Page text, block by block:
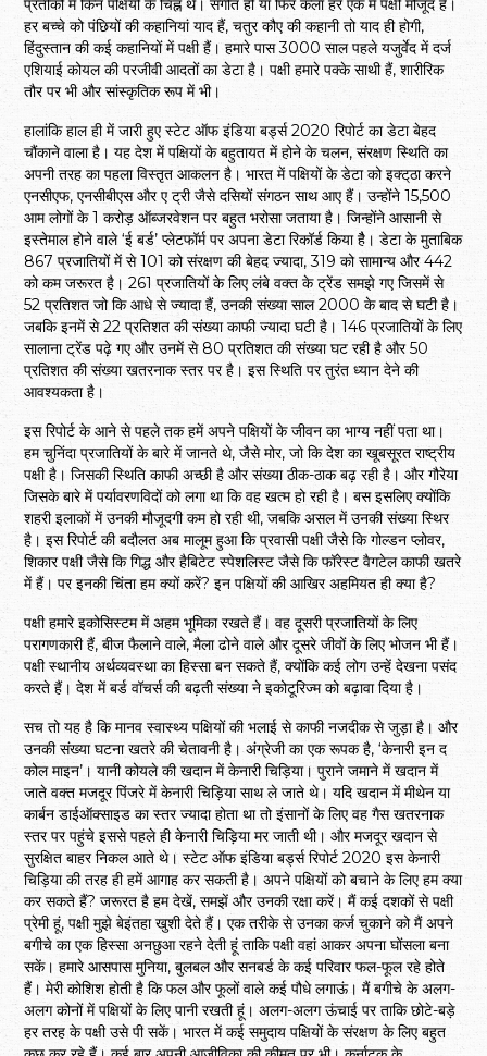
प्रतीकों में किन पक्षियों के चिह्न थे। संगीत हो या फिर कला हर एक में पक्षी मौजूद हैं।
हर बच्चे को पंछियों की कहानियां याद हैं, चतुर कौए की कहानी तो याद ही होगी,
हिंदुस्तान की कई कहानियों में पक्षी हैं। हमारे पास 3000 साल पहले यजुर्वेद में दर्ज
एशियाई कोयल की परजीवी आदतों का डेटा है। पक्षी हमारे पक्के साथी हैं, शारीरिक
तौर पर भी और सांस्कृतिक रूप में भी।
हालांकि हाल ही में जारी हुए स्टेट ऑफ इंडिया बर्ड्स 2020 रिपोर्ट का डेटा बेहद
चौंकाने वाला है। यह देश में पक्षियों के बहुतायत में होने के चलन, संरक्षण स्थिति का
अपनी तरह का पहला विस्तृत आकलन है। भारत में पक्षियों के डेटा को इक्ट्‌ठा करने
एनसीएफ, एनसीबीएस और ए ट्री जैसे दसियों संगठन साथ आए हैं। उन्होंने 15,500
आम लोगों के 1 करोड़ ऑब्जरवेशन पर बहुत भरोसा जताया है। जिन्होंने आसानी से
इस्तेमाल होने वाले ‘ई बर्ड’ प्लेटफॉर्म पर अपना डेटा रिकॉर्ड किया हैै। डेटा के मुताबिक
867 प्रजातियों में से 101 को संरक्षण की बेहद ज्यादा, 319 को सामान्य और 442
को कम जरूरत है। 261 प्रजातियों के लिए लंबे वक्त के ट्रेंड समझे गए जिसमें से
52 प्रतिशत जो कि आधे से ज्यादा हैं, उनकी संख्या साल 2000 के बाद से घटी है।
जबकि इनमें से 22 प्रतिशत की संख्या काफी ज्यादा घटी है। 146 प्रजातियों के लिए
सालाना ट्रेंड पढ़े गए और उनमें से 80 प्रतिशत की संख्या घट रही है और 50
प्रतिशत की संख्या खतरनाक स्तर पर है। इस स्थिति पर तुरंत ध्यान देने की
आवश्यकता है।
इस रिपोर्ट के आने से पहले तक हमें अपने पक्षियों के जीवन का भाग्य नहीं पता था।
हम चुनिंदा प्रजातियों के बारे में जानते थे, जैसे मोर, जो कि देश का खूबसूरत राष्ट्रीय
पक्षी है। जिसकी स्थिति काफी अच्छी है और संख्या ठीक-ठाक बढ़ रही है। और गौरेया
जिसके बारे में पर्यावरणविदों को लगा था कि वह खत्म हो रही है। बस इसलिए क्योंकि
शहरी इलाकों में उनकी मौजूदगी कम हो रही थी, जबकि असल में उनकी संख्या स्थिर
है। इस रिपोर्ट की बदौलत अब मालूम हुआ कि प्रवासी पक्षी जैसे कि गोल्डन प्लोवर,
शिकार पक्षी जैसे कि गिद्ध और हैबिटेट स्पेशलिस्ट जैसे कि फॉरेस्ट वैगटेल काफी खतरे
में हैं। पर इनकी चिंता हम क्यों करें? इन पक्षियों की आखिर अहमियत ही क्या है?
पक्षी हमारे इकोसिस्टम में अहम भूमिका रखते हैं। वह दूसरी प्रजातियों के लिए
परागणकारी हैं, बीज फैलाने वाले, मैला ढोने वाले और दूसरे जीवों के लिए भोजन भी हैं।
पक्षी स्थानीय अर्थव्यवस्था का हिस्सा बन सकते हैं, क्योंकि कई लोग उन्हें देखना पसंद
करते हैं। देश में बर्ड वॉचर्स की बढ़ती संख्या ने इकोटूरिज्म को बढ़ावा दिया है।
सच तो यह है कि मानव स्वास्थ्य पक्षियों की भलाई से काफी नजदीक से जुड़ा है। और
उनकी संख्या घटना खतरे की चेतावनी है। अंग्रेजी का एक रूपक है, ‘केनारी इन द
कोल माइन’। यानी कोयले की खदान में केनारी चिड़िया। पुराने जमाने में खदान में
जाते वक्त मजदूर पिंजरे में केनारी चिड़िया साथ ले जाते थे। यदि खदान में मीथेन या
कार्बन डाईऑक्साइड का स्तर ज्यादा होता था तो इंसानों के लिए वह गैस खतरनाक
स्तर पर पहुंचे इससे पहले ही केनारी चिड़िया मर जाती थी। और मजदूर खदान से
सुरक्षित बाहर निकल आते थे। स्टेट ऑफ इंडिया बर्ड्स रिपोर्ट 2020 इस केनारी
चिड़िया की तरह ही हमें आगाह कर सकती है। अपने पक्षियों को बचाने के लिए हम क्या
कर सकते हैं? जरूरत है हम देखें, समझें और उनकी रक्षा करें। मैं कई दशकों से पक्षी
प्रेमी हूं, पक्षी मुझे बेइंतहा खुशी देते हैं। एक तरीके से उनका कर्ज चुकाने को मैं अपने
बगीचे का एक हिस्सा अनछुआ रहने देती हूं ताकि पक्षी वहां आकर अपना घोंसला बना
सकें। हमारे आसपास मुनिया, बुलबल और सनबर्ड के कई परिवार फल-फूल रहे होते
हैं। मेरी कोशिश होती है कि फल और फूलों वाले कई पौधे लगाऊं। मैं बगीचे के अलग-
अलग कोनों में पक्षियों के लिए पानी रखती हूं। अलग-अलग ऊंचाई पर ताकि छोटे-बड़े
हर तरह के पक्षी उसे पी सकें। भारत में कई समुदाय पक्षियों के संरक्षण के लिए बहुत